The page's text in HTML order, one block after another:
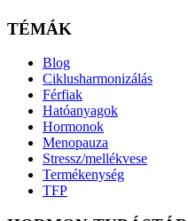
TÉMÁK
Blog
Ciklusharmonizálás
Férfiak
Hatóanyagok
Hormonok
Menopauza
Stressz/mellékvese
Termékenység
TFP